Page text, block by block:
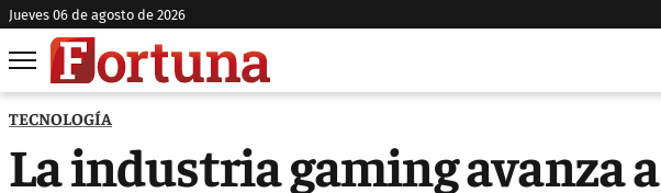
jueves 06 de agosto de 2026
TECNOLOGÍA
La industria gaming avanza